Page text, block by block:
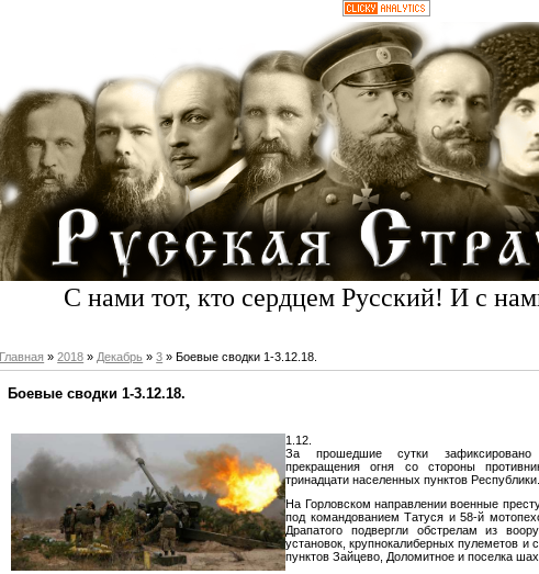
С нами тот, кто сердцем Русский! И с
Главная »2018 » Декабрь » 3 » Боевые сводки 1-3.12.18.
Боевые сводки 1-3.12.18.
1.12.
За прошедшие сутки зафиксировано
прекращения огня со стороны
тринадцати населенных пунктов Республики.
На Горловском направлении военные
под командованием Татуся и 58-й
Драпатого подвергли обстрелам из
установок, крупнокалиберных пулеметов и
пунктов Зайцево, Доломитное и поселка